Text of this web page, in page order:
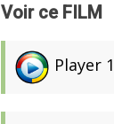
Voir ce FILM
Player